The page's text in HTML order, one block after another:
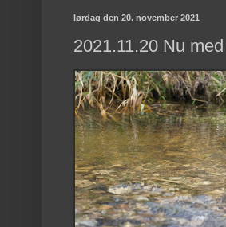
lørdag den 20. november 2021
2021.11.20 Nu